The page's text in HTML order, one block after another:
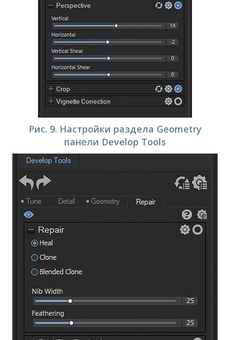
Рис. 9. Настройки раздела Geometry
панели Develop Tools